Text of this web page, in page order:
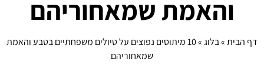
והאמת שמאחוריהם
דף הבית»בלוג»
10 מיתוסים נפוצים על טיולים משפחתיים בטבע והאמת
שמאחוריהם